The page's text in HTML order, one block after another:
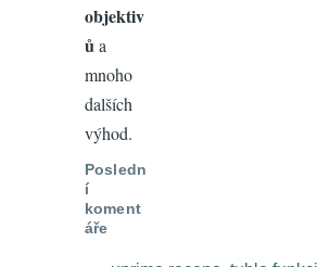
objektiv
ů a
mnoho
dalších
výhod.
Posledn
í
koment
áře